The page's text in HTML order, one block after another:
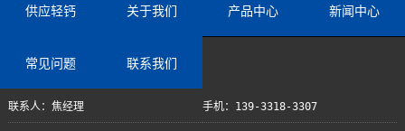
供应轻钙 关于我们 产品中心 新闻中心
常见问题 联系我们
联系人：焦经理 手机：139-3318-3307